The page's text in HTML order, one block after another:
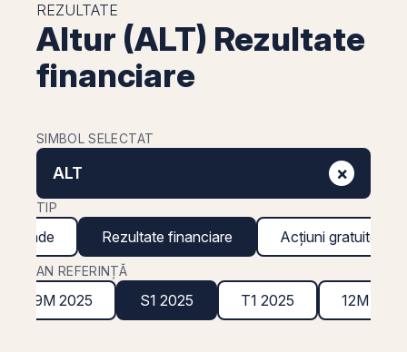
REZULTATE
Altur (ALT) Rezultate
financiare
SIMBOL SELECTAT
ALT ×
TIP
Rezultate financiare Acțiuni gratuite
AN REFERINȚĂ
9M 2025 S1 2025 T1 2025 12M 2024